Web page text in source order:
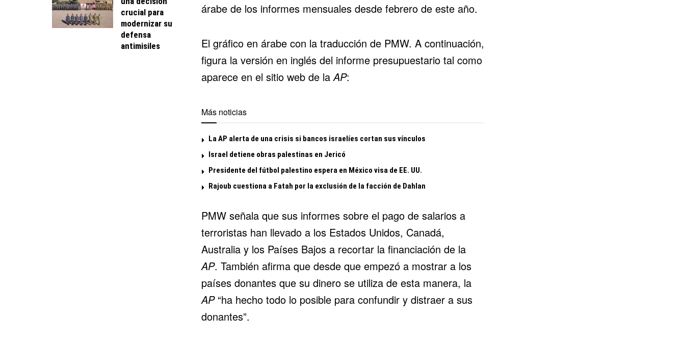
árabe de los informes mensuales desde febrero de este año.
El gráfico en árabe con la traducción de PMW. A continuación,
figurala versión en inglés del informe presupuestario tal como
aparece en el sitio web de laAP:
Más noticias
La AP alerta de una crisis si bancos israelíes cortan sus vínculos
Israel detiene obras palestinas en Jericó
Presidente del fútbol palestino espera en México visa de EE. UU.
Rajoub cuestiona a Fatah por la exclusión de la facción de Dahlan
PMW señala que sus informes sobre el pago de salarios a
terroristas han llevado a los Estados Unidos, Canadá,
Australia y los Países Bajos a recortar la financiación de la
AP. También afirma que desde que empezó a mostrar a los
países donantes que su dinero se utiliza de esta manera, la
AP“ha hecho todo lo posible para confundir y distraer a sus
donantes”.
crucial para
modernizar su
defensa
antimisiles